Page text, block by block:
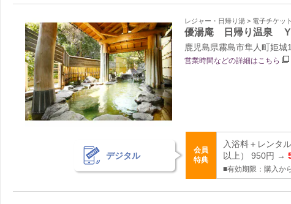
レジャー・日帰り湯 > 電子チケッ
優湯庵 日帰り温泉
鹿児島県霧島市隼人町姫城
営業時間などの詳細はこちら
デジタル
会員
特典
入浴料＋レンタ
以上） 950円 →
■有効期限：購入か